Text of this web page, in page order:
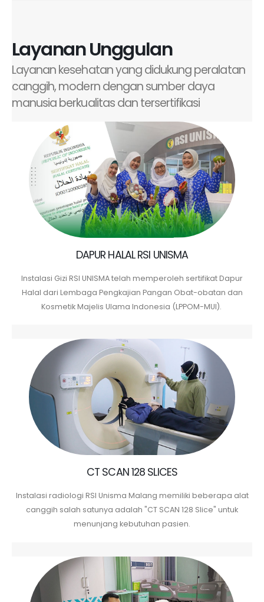
Layanan Unggulan
Layanan kesehatan yang didukung peralatan
canggih, modern dengan sumber daya
manusia berkualitas dan tersertifikasi
DAPUR HALAL RSI UNISMA
Instalasi Gizi RSI UNISMA telah memperoleh sertifikat Dapur
Halal dari Lembaga Pengkajian Pangan Obat-obatan dan
Kosmetik Majelis Ulama Indonesia (LPPOM-MUI).
CT SCAN 128 SLICES
Instalasi radiologi RSI Unisma Malang memiliki beberapa alat
canggih salah satunya adalah "CT SCAN 128 Slice" untuk
menunjang kebutuhan pasien.